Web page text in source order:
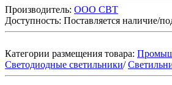
Производитель: ООО СВТ
Доступность: Поставляется наличие/
Категории размещения товара:
Светодиодные светильники/